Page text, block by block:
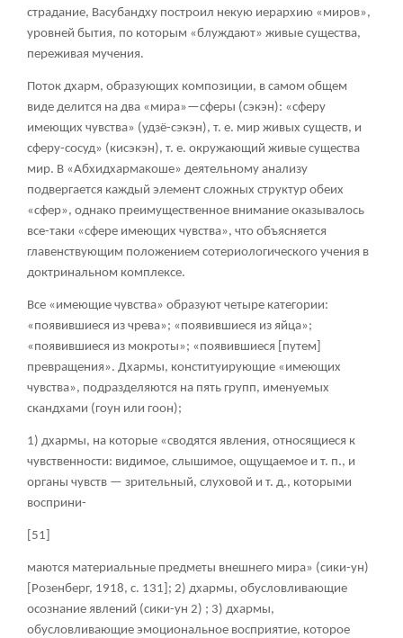
страдание, Васубандху построил некую иерархию «миров»,
уровней бытия, по которым «блуждают» живые существа,
переживая мучения.
Поток дхарм, образующих композиции, в самом общем
виде делится на два «мира»—сферы (сэкэн): «сферу
имеющих чувства» (удзё-сэкэн), т. е. мир живых существ, и
сферу-сосуд» (кисэкэн), т. е. окружающий живые существа
мир. В «Абхидхармакоше» деятельному анализу
подвергается каждый элемент сложных структур обеих
«сфер», однако преимущественное внимание оказывалось
все-таки «сфере имеющих чувства», что объясняется
главенствующим положением сотериологического учения в
доктринальном комплексе.
Все «имеющие чувства» образуют четыре категории:
«появившиеся из чрева»; «появившиеся из яйца»;
«появившиеся из мокроты»; «появившиеся [путем]
превращения». Дхармы, конституирующие «имеющих
чувства», подразделяются на пять групп, именуемых
скандхами (гоун или гоон);
1) дхармы, на которые «сводятся явления, относящиеся к
чувственности: видимое, слышимое, ощущаемое и т. п., и
органы чувств — зрительный, слуховой и т. д., которыми
восприни-
[51]
маются материальные предметы внешнего мира» (сики-ун)
[Розенберг, 1918, с. 131]; 2) дхармы, обусловливающие
осознание явлений (сики-ун 2) ; 3) дхармы,
обусловливающие эмоциональное восприятие, которое